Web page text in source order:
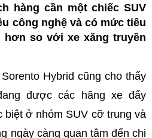
hàng cần một chiếc SUV
công nghệ và có mức tiêu
hơn so với xe xăng truyền
Hybrid cũng cho thấy
được các hãng xe đẩy
biệt ở nhóm SUV cỡ trung và
ngày càng quan tâm đến chi